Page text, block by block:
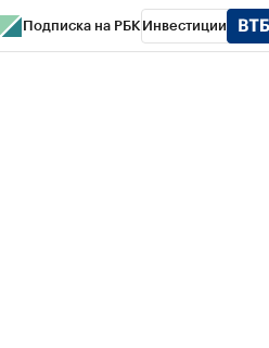
Подписка на РБК Инвестиции